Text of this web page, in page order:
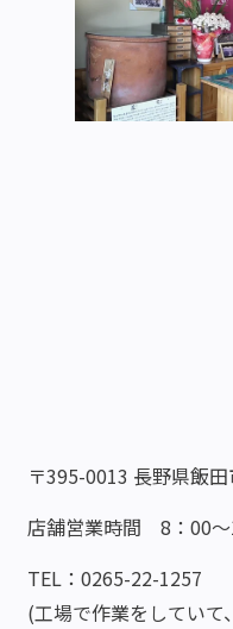
〒395-0013 長野県飯
店舗営業時間 8：00～
TEL：0265-22-1257
(工場で作業をしてい